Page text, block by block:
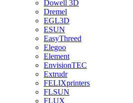
Dowell 3D
Dremel
EGL3D
ESUN
EasyThreed
Elegoo
Element
EnvisionTEC
Extrudr
FELIXprinters
FLSUN
FLUX